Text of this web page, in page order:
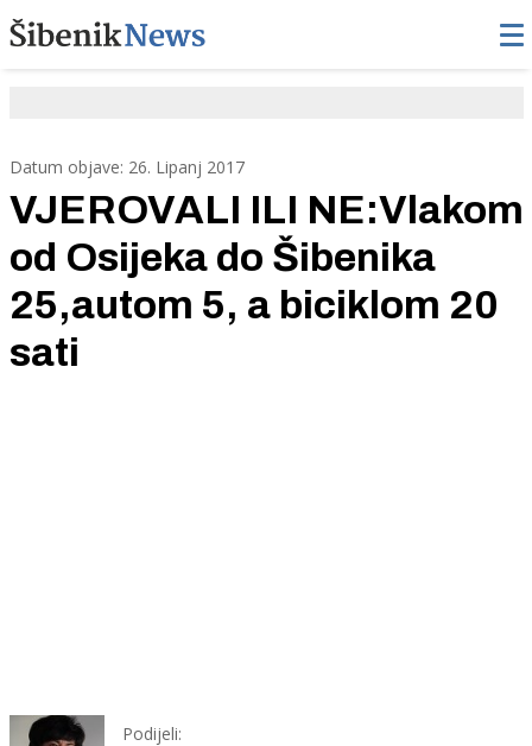
Datum objave: 26. Lipanj 2017
VJEROVALI ILI NE:Vlakom
od Osijeka do Šibenika
25,autom 5, a biciklom 20
sati
Podijeli: